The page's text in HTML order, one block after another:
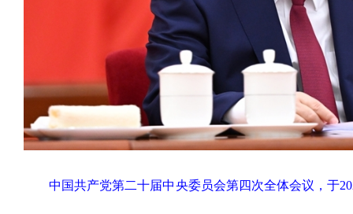
中国共产党第二十届中央委员会第四次全体会议，于